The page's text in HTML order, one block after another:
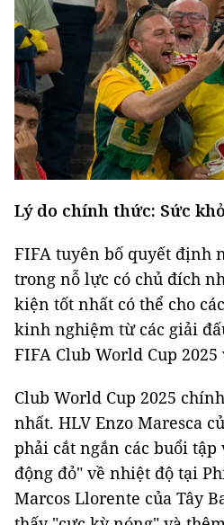
Lý do chính thức: Sức
FIFA tuyên bố quyết định
trong nỗ lực có chủ đích
kiện tốt nhất có thể cho
kinh nghiệm từ các giải
FIFA Club World Cup 2025
Club World Cup 2025
nhất. HLV Enzo Maresca
phải cắt ngắn các buổi tập
động đỏ" về nhiệt độ tại
Marcos Llorente của Tây